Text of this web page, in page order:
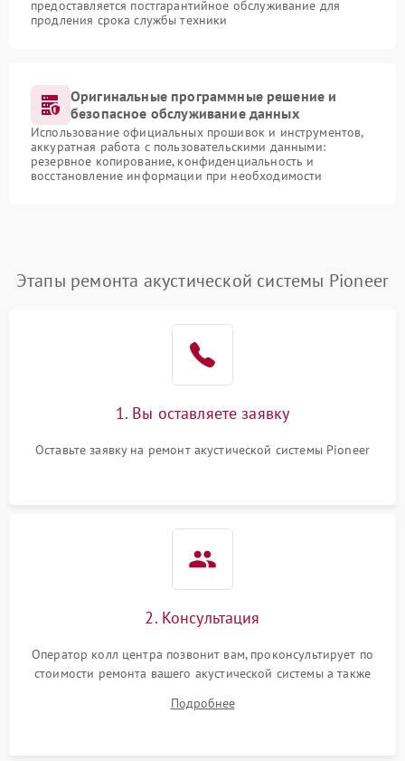
предоставляется постгарантийное обслуживание для
продления срока службы техники
Оригинальные программные решение и
безопасное обслуживание данных
Использование официальных прошивок и инструментов,
аккуратная работа с пользовательскими данными:
резервное копирование, конфиденциальность и
восстановление информации при необходимости
Этапы ремонта акустической системы Pioneer
1. Вы оставляете заявку
Оставьте заявку на ремонт акустической системы Pioneer
2. Консультация
Оператор колл центра позвонит вам, проконсультирует по
стоимости ремонта вашего акустической системы а также
Подробнее